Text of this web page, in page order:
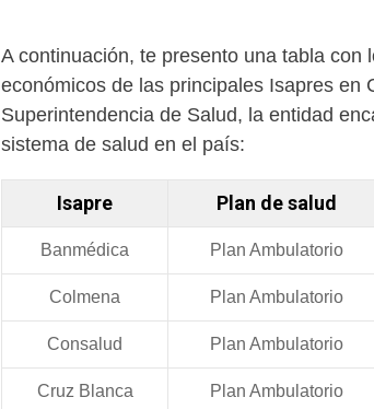
A continuación, te presento una tabla con
económicos de las principales Isapres en
Superintendencia de Salud, la entidad
sistema de salud en el país:
Isapre Plan de salud
Banmédica Plan Ambulatorio
Colmena Plan Ambulatorio
Consalud Plan Ambulatorio
Cruz Blanca Plan Ambulatorio